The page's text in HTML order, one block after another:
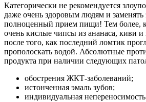
Категорически не рекомендуется
даже очень здоровым людям и заменять
полноценный прием пищи! Тем более,
очень кислые чипсы из ананаса, киви
после того, как последний ломтик
прополоскать водой. Абсолютные
продукта при наличии следующих
обострения ЖКТ-заболеваний;
истонченная эмаль зубов;
индивидуальная